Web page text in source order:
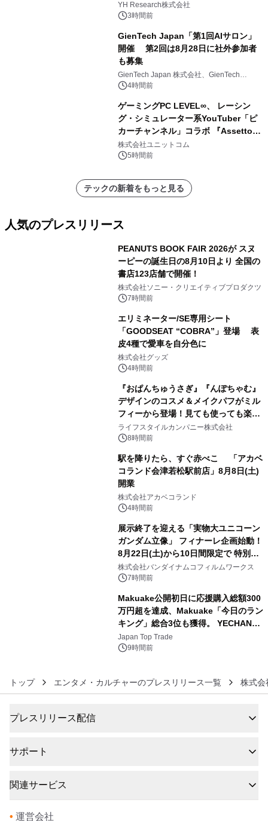
YH Research株式会社
3時間前
GienTech Japan「第1回AIサロン」
開催 第2回は8月28日に社外参加者
も募集
GienTech Japan 株式会社、GienTech
Consulting Japan 株式会社
4時間前
ゲーミングPC LEVEL∞、 レーシン
グ・シミュレーター系YouTuber「ピ
カーチャンネル」コラボ 『Assetto
Corsa EVO』推奨パソコン販売中
株式会社ユニットコム
5時間前
テックの新着をもっと見る
人気のプレスリリース
PEANUTS BOOK FAIR 2026が スヌ
ーピーの誕生日の8月10日より 全国の
書店123店舗で開催！
株式会社ソニー・クリエイティブプロダクツ
7時間前
エリミネーター/SE専用シート
「GOODSEAT “COBRA”」登場 表
皮4種で愛車を自分色に
株式会社グッズ
4時間前
『おぱんちゅうさぎ』『んぽちゃむ』
デザインのコスメ＆メイクパフがミル
フィーから登場！見ても使っても楽し
い、ポップでキュートなコレクショ
ン。
ライフスタイルカンパニー株式会社
8時間前
駅を降りたら、すぐ赤べこ 「アカベ
コランド会津若松駅前店」8月8日(土)
開業
株式会社アカベコランド
4時間前
展示終了を迎える「実物大ユニコーン
ガンダム立像」 フィナーレ企画始動！
8月22日(土)から10日間限定で 特別映
像『UNICORN GUNDAM Statue ―
BEYOND POSSIBILITY ―』を上映！
株式会社バンダイナムコフィルムワークス
7時間前
Makuake公開初日に応援購入総額300
万円超を達成、Makuake「今日のラン
キング」総合3位も獲得。 YECHAN音
浴シンギングボウル第2弾の大型サイ
ズ（XL・2XL・3XL）を先行販売中
Japan Top Trade
9時間前
トップ エンタメ・カルチャーのプレスリリース一覧 株式
プレスリリース配信
サポート
関連サービス
• 運営会社